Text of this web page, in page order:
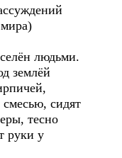
людьми.
землёй
сидят
тесно
руки у